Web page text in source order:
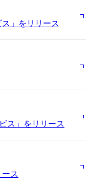
ス」をリリース
ス」をリリース
ース